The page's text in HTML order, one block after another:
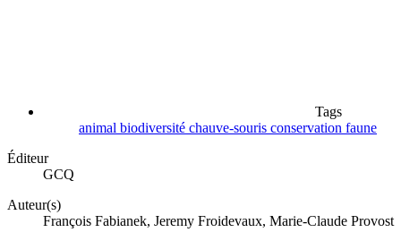
Tags
animal biodiversité chauve-souris conservation faune
Éditeur
GCQ
Auteur(s)
François Fabianek, Jeremy Froidevaux, Marie-Claude Provost